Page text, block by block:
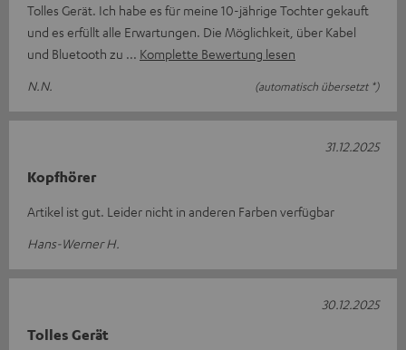
Tolles Gerät. Ich habe es für meine 10-jährige Tochter gekauft
und es erfüllt alle Erwartungen. Die Möglichkeit, über Kabel
und Bluetooth zu
Komplette Bewertung lesen
N.N.
(automatisch übersetzt *)
Kopfhörer
Artikel ist gut. Leider nicht in anderen Farben verfügbar
Hans-Werner H.
31.12.2025
Tolles Gerät
30.12.2025